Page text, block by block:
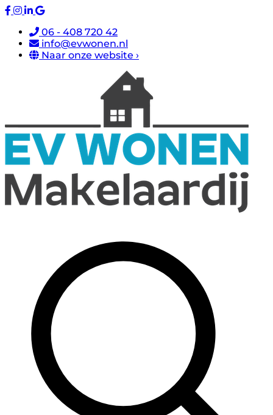
06 - 408 720 42
info@evwonen.nl
Naar onze website ›